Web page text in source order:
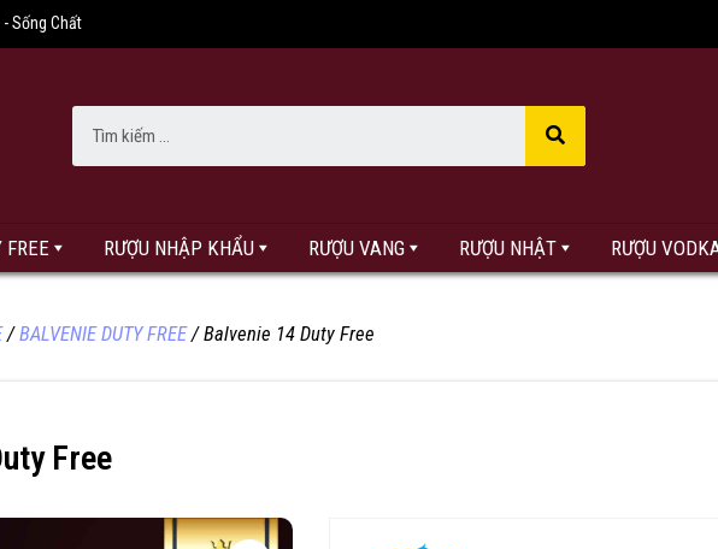
Sống Chất
FREE RƯỢU NHẬP KHẨU RƯỢU VANG RƯỢU NHẬT RƯỢU
/BALVENIE DUTY FREE/ Balvenie 14 Duty Free
Free